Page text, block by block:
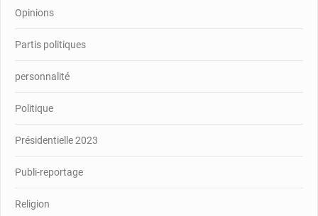
Opinions
Partis politiques
personnalité
Politique
Présidentielle 2023
Publi-reportage
Religion